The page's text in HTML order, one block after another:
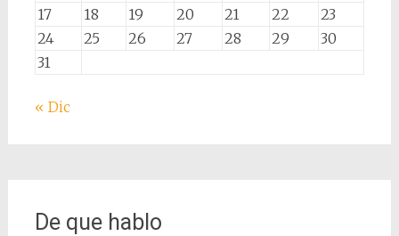
17
18 19 20 21 22
23
24
25 26 27 28 29
30
31
« Dic
De que hablo